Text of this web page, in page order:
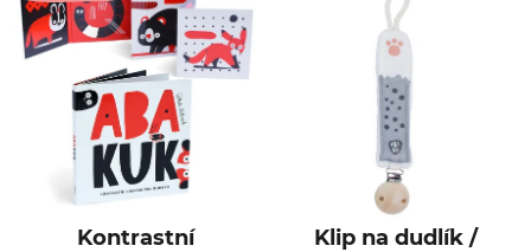
Kontrastní
Klip na dudlík /